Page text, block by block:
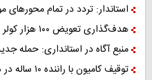
استاندار: تردد در تمام محورهای
هدف‌گذاری تعویض ۱۰۰ هزار کولر فرسوده در هرمزگان
منبع آگاه در استانداری: حمله
توقیف کامیون با راننده ۱۰ ساله در هرمزگان